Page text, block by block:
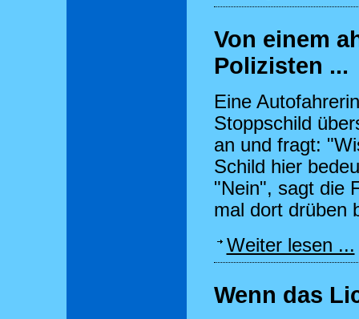
Von einem
Polizisten ...
Eine
Stoppschild
an und fragt:
Schild hier
"Nein", sagt die
mal dort drüben
Weiter lesen ...
Wenn das